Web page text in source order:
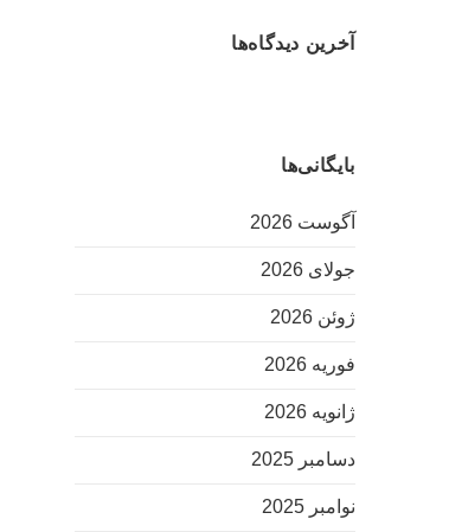
آخرین دیدگاه‌ها
بایگانی‌ها
آگوست 2026
جولای 2026
ژوئن 2026
فوریه 2026
ژانویه 2026
دسامبر 2025
نوامبر 2025